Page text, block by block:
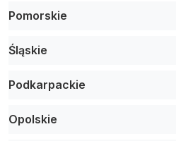
Pomorskie
Śląskie
Podkarpackie
Opolskie